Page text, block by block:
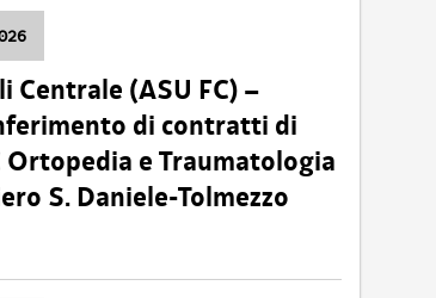
(ASU FC) –
di contratti di
e Traumatologia
S. Daniele-Tolmezzo